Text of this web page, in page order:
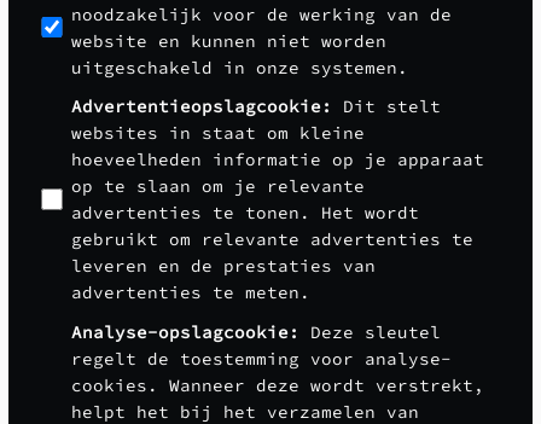
noodzakelijk voor de werking van de
website en kunnen niet worden
uitgeschakeld in onze systemen.
Advertentieopslagcookie:
Dit stelt
websites in staat om kleine
hoeveelheden informatie op je apparaat
op te slaan om je relevante
advertenties te tonen. Het wordt
gebruikt om relevante advertenties te
leveren en de prestaties van
advertenties te meten.
Analyse-opslagcookie:
Deze sleutel
regelt de toestemming voor analyse-
cookies. Wanneer deze wordt verstrekt,
helpt het bij het verzamelen van